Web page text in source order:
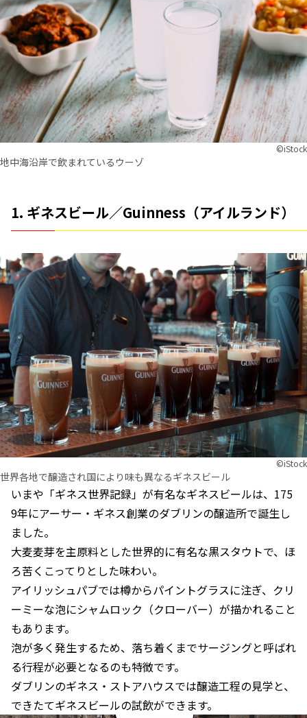
©︎iStock
地中海沿岸で飲まれているウーゾ
1. ギネスビール／Guinness（アイルランド）
©︎iStock
世界各地で醸造され国により味も異なるギネスビール
いまや「ギネス世界記録」が有名なギネスビールは、175
9年にアーサー・ギネス創業のダブリンの醸造所で誕生し
ました。
大麦麦芽を主原料とした世界的に有名な黒スタウトで、ほ
ろ苦くこってりとした味わい。
アイリッシュパブでは樽からパイントグラスに注ぎ、クリ
ーミーな泡にシャムロック（クローバー）が描かれること
もあります。
泡が多く発生するため、落ち着くまでサージングと呼ばれ
る行程が必要となるのも特徴です。
ダブリンのギネス・ストアハウスでは醸造工程の見学と、
できたてギネスビールの試飲ができます。